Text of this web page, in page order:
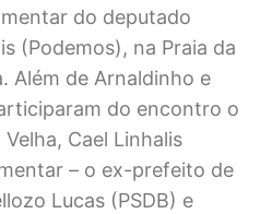
do deputado
(Podemos), na Praia da
Além de Arnaldinho e
do encontro o
Cael Linhalis
– o ex-prefeito de
Lucas (PSDB) e